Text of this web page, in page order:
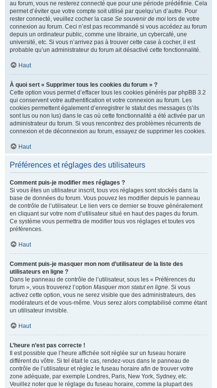
au forum, vous ne resterez connecté que pour une période prédéfinie. Cela
permet d’éviter que votre compte soit utilisé par quelqu’un d’autre. Pour
rester connecté, veuillez cocher la case Se souvenir de moi lors de votre
connexion au forum. Ceci n’est pas recommandé si vous accédez au forum
depuis un ordinateur public, comme une librairie, un cybercafé, une
université, etc. Si vous n’arrivez pas à trouver cette case à cocher, il est
probable qu’un administrateur du forum ait désactivé cette fonctionnalité.
Haut
À quoi sert « Supprimer tous les cookies du forum » ?
Cette option vous permet d’effacer tous les cookies générés par phpBB 3.2
qui conservent votre authentification et votre connexion au forum. Les
cookies permettent également d’enregistrer le statut des messages (s’ils
sont lus ou non lus) dans le cas où cette fonctionnalité a été activée par un
administrateur du forum. Si vous rencontrez des problèmes récurrents de
connexion et de déconnexion au forum, essayez de supprimer les cookies.
Haut
Préférences et réglages des utilisateurs
Comment puis-je modifier mes réglages ?
Si vous êtes un utilisateur inscrit, tous vos réglages sont stockés dans la
base de données du forum. Vous pouvez les modifier depuis le panneau
de contrôle de l’utilisateur. Le lien vers ce dernier se trouve généralement
en cliquant sur votre nom d’utilisateur situé en haut des pages du forum.
Ce système vous permettra de modifier tous vos réglages et toutes vos
préférences.
Haut
Comment puis-je masquer mon nom d’utilisateur de la liste des
utilisateurs en ligne ?
Dans le panneau de contrôle de l’utilisateur, sous les « Préférences du
forum », vous trouverez l’option Masquer mon statut en ligne. Si vous
activez cette option, vous ne serez visible que des administrateurs, des
modérateurs et de vous-même. Vous serez alors comptabilisé comme étant
un utilisateur invisible.
Haut
L’heure n’est pas correcte !
Il est possible que l’heure affichée soit réglée sur un fuseau horaire
différent du vôtre. Si tel était le cas, rendez-vous dans le panneau de
contrôle de l’utilisateur et réglez le fuseau horaire afin de trouver votre
zone adéquate, par exemple Londres, Paris, New York, Sydney, etc.
Veuillez noter que le réglage du fuseau horaire, comme la plupart des